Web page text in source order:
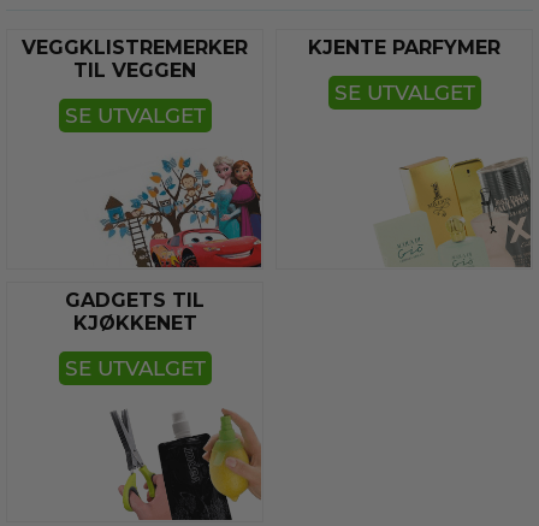
VEGGKLISTREMERKER
TIL VEGGEN
SE UTVALGET
KJENTE PARFYMER
SE UTVALGET
GADGETS TIL
KJØKKENET
SE UTVALGET